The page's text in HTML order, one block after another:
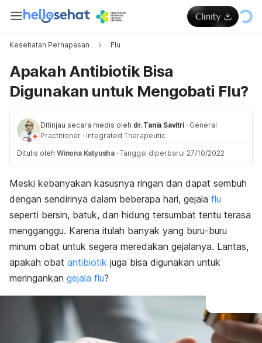
Kesehatan Pernapasan Flu
Apakah Antibiotik Bisa
Digunakan untuk Mengobati Flu?
Ditinjau secara medis oleh dr. Tania Savitri · General
Practitioner · Integrated Therapeutic
Ditulis oleh Winona Katyusha · Tanggal diperbarui 27/10/2022
Meski kebanyakan kasusnya ringan dan dapat sembuh
dengan sendirinya dalam beberapa hari, gejala flu
seperti bersin, batuk, dan hidung tersumbat tentu terasa
mengganggu. Karena itulah banyak yang buru-buru
minum obat untuk segera meredakan gejalanya. Lantas,
apakah obat antibiotik juga bisa digunakan untuk
meringankan gejala flu?